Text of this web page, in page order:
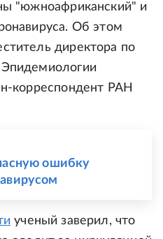
"южноафриканский" и
Об этом
директора по
корреспондент РАН
ошибку
ученый заверил, что